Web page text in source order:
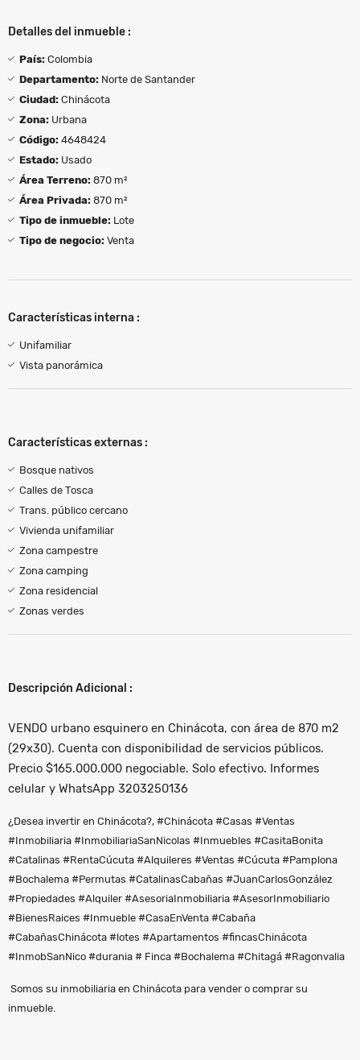
Detalles del inmueble :
País: Colombia
Departamento: Norte de Santander
Ciudad: Chinácota
Zona: Urbana
Código: 4648424
Estado: Usado
Área Terreno: 870 m²
Área Privada: 870 m²
Tipo de inmueble: Lote
Tipo de negocio: Venta
Características interna :
Unifamiliar
Vista panorámica
Características externas :
Bosque nativos
Calles de Tosca
Trans. público cercano
Vivienda unifamiliar
Zona campestre
Zona camping
Zona residencial
Zonas verdes
Descripción Adicional :
VENDO urbano esquinero en Chinácota, con área de 870 m2
(29x30). Cuenta con disponibilidad de servicios públicos.
Precio $165.000.000 negociable. Solo efectivo. Informes
celular y WhatsApp 3203250136
¿Desea invertir en Chinácota?, #Chinácota #Casas #Ventas
#Inmobiliaria #InmobiliariaSanNicolas #Inmuebles #CasitaBonita
#Catalinas #RentaCúcuta #Alquileres #Ventas #Cúcuta #Pamplona
#Bochalema #Permutas #CatalinasCabañas #JuanCarlosGonzález
#Propiedades #Alquiler #AsesoriaInmobiliaria #AsesorInmobiliario
#BienesRaices #Inmueble #CasaEnVenta #Cabaña
#CabañasChinácota #lotes #Apartamentos #fincasChinácota
#InmobSanNico #durania # Finca #Bochalema #Chitagá #Ragonvalia
Somos su inmobiliaria en Chinácota para vender o comprar su
inmueble.